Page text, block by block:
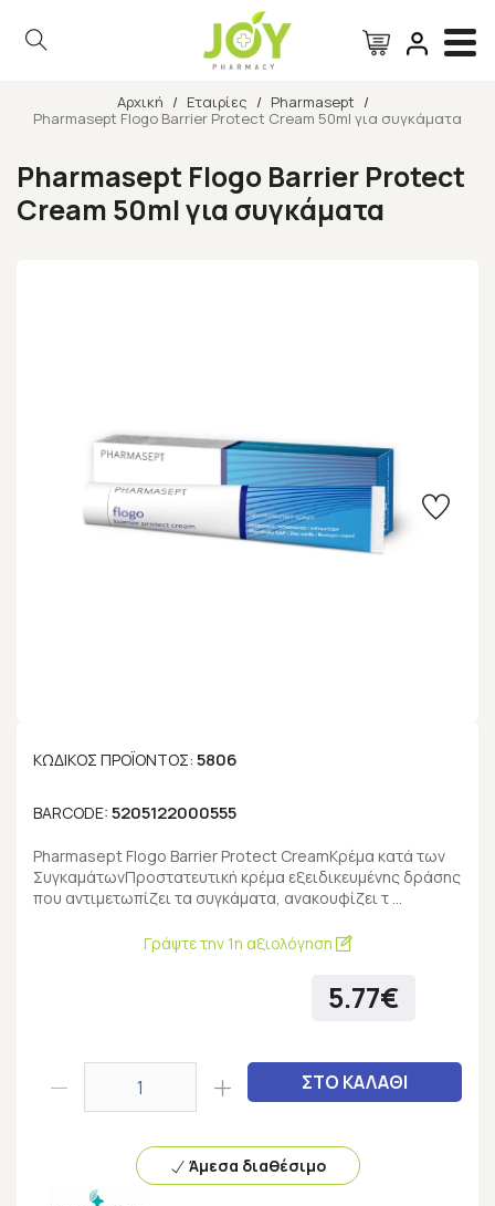
Αρχική / Εταιρίες / Pharmasept /
Pharmasept Flogo Barrier Protect Cream 50ml για συγκάματα
Pharmasept Flogo Barrier Protect
Cream 50ml για συγκάματα
ΚΩΔΙΚΌΣ ΠΡΟΪΌΝΤΟΣ: 5806
BARCODE: 5205122000555
Pharmasept Flogo Barrier Protect CreamΚρέμα κατά των
ΣυγκαμάτωνΠροστατευτική κρέμα εξειδικευμένης δράσης
που αντιμετωπίζει τα συγκάματα, ανακουφίζει τ …
Γράψτε την 1η αξιολόγηση
5.77€
ΣΤΟ ΚΑΛΑΘΙ
Άμεσα διαθέσιμο